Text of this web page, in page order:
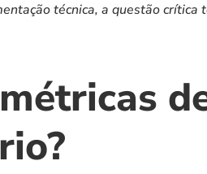
técnica, a questão